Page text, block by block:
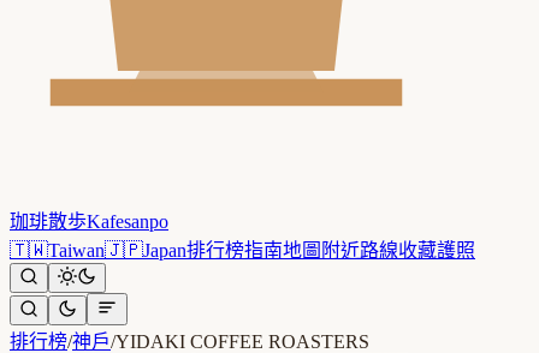
珈琲散歩Kafesanpo
🇹🇼Taiwan🇯🇵Japan排行榜指南地圖 附近路線收藏護照
排行榜/神戶/YIDAKI COFFEE ROASTERS